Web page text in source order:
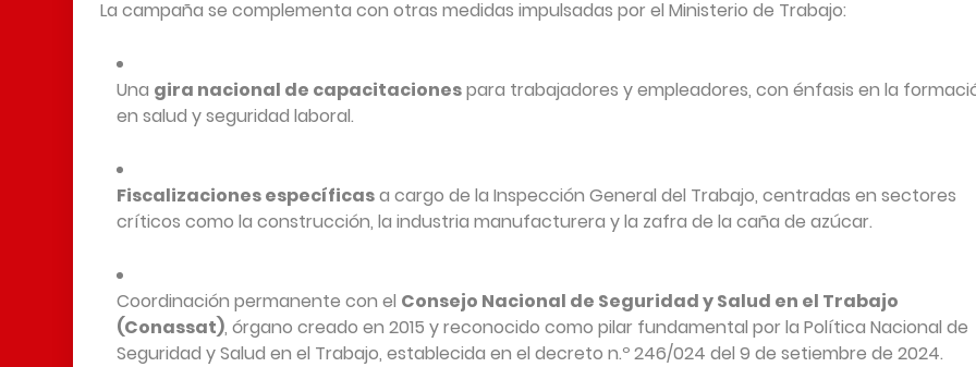
La campaña se complementa con otras medidas impulsadas por el Ministerio de Trabajo:
Una gira nacional de capacitacionespara trabajadores y empleadores, con énfasis en la
en salud y seguridad laboral.
Fiscalizaciones específicasa cargo de la Inspección General del Trabajo, centradas en sectores
críticos como la construcción, la industria manufacturera y la zafra de la caña de azúcar.
Coordinación permanente con el Consejo Nacional de Seguridad y Salud en el Trabajo
(Conassat), órgano creado en 2015 y reconocido como pilar fundamental por la Política Nacional de
Seguridad y Salud en el Trabajo, establecida en el decreto n.º 246/024 del 9 de setiembre de 2024.